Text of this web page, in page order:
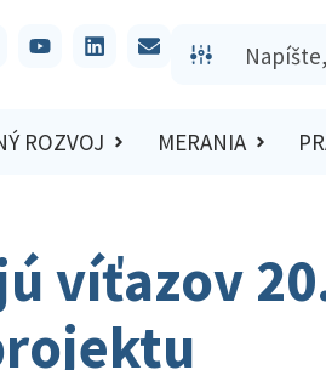
ROZVOJ MERANIA
víťazov